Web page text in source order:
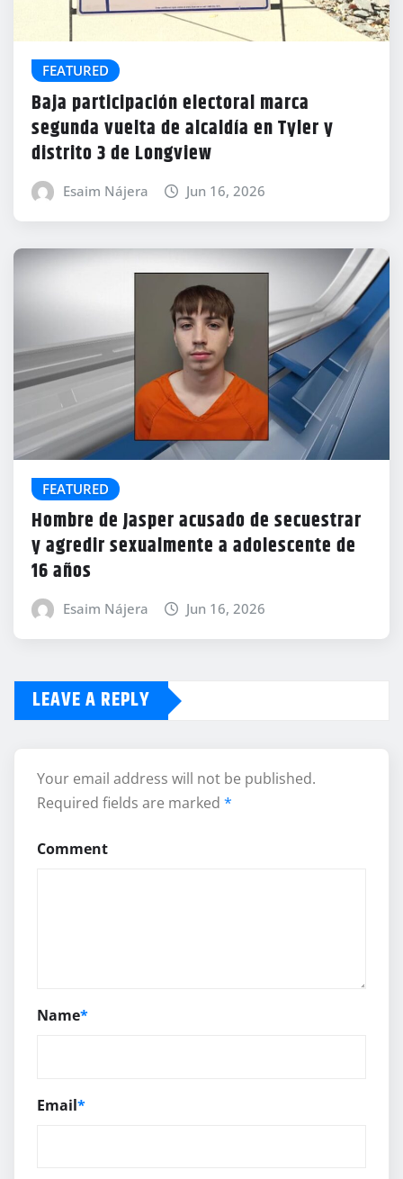
FEATURED
Baja participación electoral marca
segunda vuelta de alcaldía en Tyler y
distrito 3 de Longview
Esaim Nájera Jun 16, 2026
FEATURED
Hombre de Jasper acusado de secuestrar
y agredir sexualmente a adolescente de
16 años
Esaim Nájera Jun 16, 2026
LEAVE A REPLY
Your email address will not be published.
Required fields are marked *
Comment
Name*
Email*